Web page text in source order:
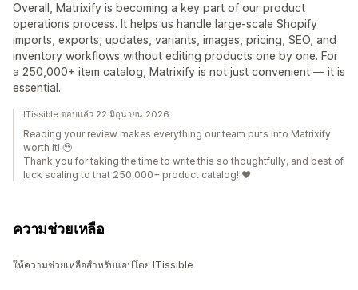
Overall, Matrixify is becoming a key part of our product
operations process. It helps us handle large-scale Shopify
imports, exports, updates, variants, images, pricing, SEO, and
inventory workflows without editing products one by one. For
a 250,000+ item catalog, Matrixify is not just convenient — it is
essential.
ITissible ตอบแล้ว 22 มิถุนายน 2026
Reading your review makes everything our team puts into Matrixify
worth it! 🥹
Thank you for taking the time to write this so thoughtfully, and best of
luck scaling to that 250,000+ product catalog! ❤️
ความช่วยเหลือ
ให้ความช่วยเหลือสำหรับแอปโดย ITissible